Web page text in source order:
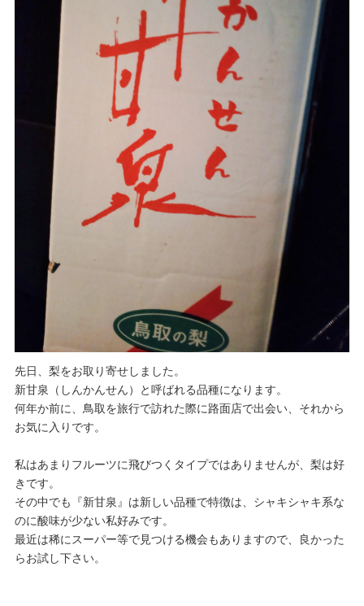
先日、梨をお取り寄せしました。
新甘泉（しんかんせん）と呼ばれる品種になります。
何年か前に、鳥取を旅行で訪れた際に路面店で出会い、それから
お気に入りです。
私はあまりフルーツに飛びつくタイプではありませんが、梨は好
きです。
その中でも『新甘泉』は新しい品種で特徴は、シャキシャキ系な
のに酸味が少ない私好みです。
最近は稀にスーパー等で見つける機会もありますので、良かった
らお試し下さい。